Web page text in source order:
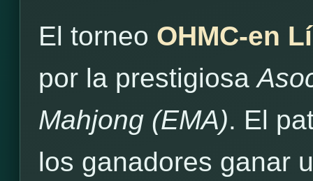
El torneo OHMC-en
por la prestigiosa
Mahjong (EMA). El
los ganadores ganar